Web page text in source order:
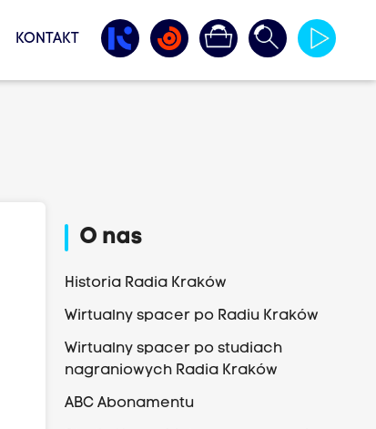
KONTAKT
O nas
Historia Radia Kraków
Wirtualny spacer po Radiu Kraków
Wirtualny spacer po studiach
nagraniowych Radia Kraków
ABC Abonamentu